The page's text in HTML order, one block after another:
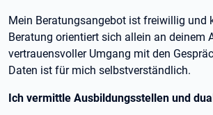
Mein Beratungsangebot ist freiwillig und
Beratung orientiert sich allein an deinem
vertrauensvoller Umgang mit den
Daten ist für mich selbstverständlich.
Ich vermittle Ausbildungsstellen und